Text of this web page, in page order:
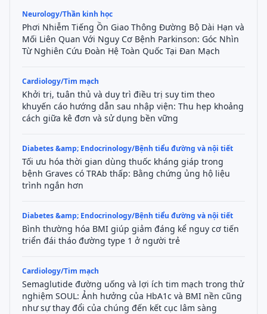
Neurology/Thần kinh học
Phơi Nhiễm Tiếng Ồn Giao Thông Đường Bộ Dài Hạn và
Mối Liên Quan Với Nguy Cơ Bệnh Parkinson: Góc Nhìn
Từ Nghiên Cứu Đoàn Hệ Toàn Quốc Tại Đan Mạch
Cardiology/Tim mạch
Khởi trị, tuân thủ và duy trì điều trị suy tim theo
khuyến cáo hướng dẫn sau nhập viện: Thu hẹp khoảng
cách giữa kê đơn và sử dụng bền vững
Diabetes &amp; Endocrinology/Bệnh tiểu đường và nội tiết
Tối ưu hóa thời gian dùng thuốc kháng giáp trong
bệnh Graves có TRAb thấp: Bằng chứng ủng hộ liệu
trình ngắn hơn
Diabetes &amp; Endocrinology/Bệnh tiểu đường và nội tiết
Bình thường hóa BMI giúp giảm đáng kể nguy cơ tiến
triển đái tháo đường type 1 ở người trẻ
Cardiology/Tim mạch
Semaglutide đường uống và lợi ích tim mạch trong thử
nghiệm SOUL: Ảnh hưởng của HbA1c và BMI nền cũng
như sự thay đổi của chúng đến kết cục lâm sàng